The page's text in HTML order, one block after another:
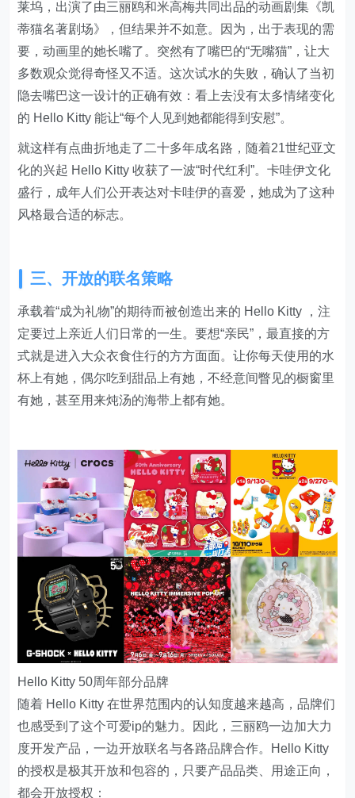
莱坞，出演了由三丽鸥和米高梅共同出品的动画剧集《凯
蒂猫名著剧场》，但结果并不如意。因为，出于表现的需
要，动画里的她长嘴了。突然有了嘴巴的“无嘴猫”，让大
多数观众觉得奇怪又不适。这次试水的失败，确认了当初
隐去嘴巴这一设计的正确有效：看上去没有太多情绪变化
的 Hello Kitty 能让“每个人见到她都能得到安慰”。
就这样有点曲折地走了二十多年成名路，随着21世纪亚文
化的兴起 Hello Kitty 收获了一波“时代红利”。卡哇伊文化
盛行，成年人们公开表达对卡哇伊的喜爱，她成为了这种
风格最合适的标志。
三、开放的联名策略
承载着“成为礼物”的期待而被创造出来的 Hello Kitty ，注
定要过上亲近人们日常的一生。要想“亲民”，最直接的方
式就是进入大众衣食住行的方方面面。让你每天使用的水
杯上有她，偶尔吃到甜品上有她，不经意间瞥见的橱窗里
有她，甚至用来炖汤的海带上都有她。
Hello Kitty 50周年部分品牌
随着 Hello Kitty 在世界范围内的认知度越来越高，品牌们
也感受到了这个可爱ip的魅力。因此，三丽鸥一边加大力
度开发产品，一边开放联名与各路品牌合作。Hello Kitty
的授权是极其开放和包容的，只要产品品类、用途正向，
都会开放授权：